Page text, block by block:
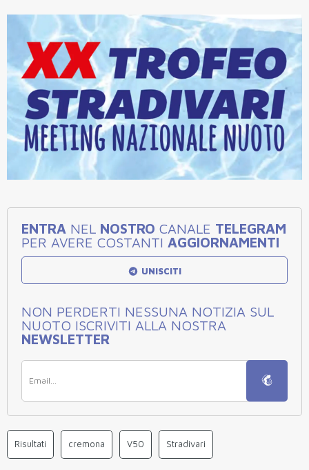
ENTRA NEL NOSTRO CANALE TELEGRAM
PER AVERE COSTANTI AGGIORNAMENTI
UNISCITI
NON PERDERTI NESSUNA NOTIZIA SUL
NUOTO ISCRIVITI ALLA NOSTRA
NEWSLETTER
Risultati cremona V50 Stradivari